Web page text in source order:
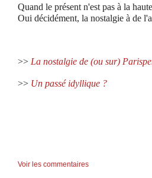
Quand le présent n'est pas à la
Oui décidément, la nostalgie à de
>> La nostalgie de (ou sur)
>> Un passé idyllique ?
Voir les commentaires